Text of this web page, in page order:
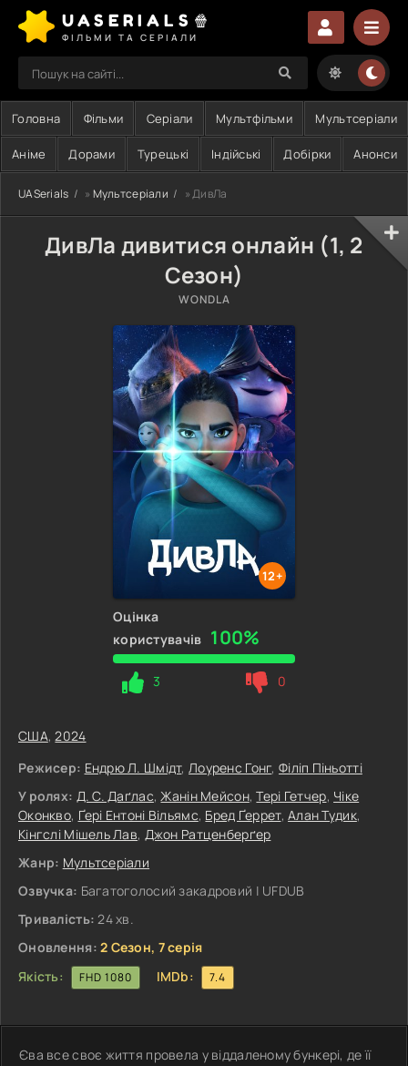
UASERIALS🍿
ФІЛЬМИ ТА СЕРІАЛИ
Головна Фільми Серіали Мультфільми Мультсеріали
Аніме Дорами Турецькі Індійські Добірки Анонси
UASerials » Мультсеріали » ДивЛа
ДивЛа дивитися онлайн (1, 2
Сезон)
WONDLA
12+
Оцінка
користувачів 100%
3 0
США,2024
Режисер: Ендрю Л. Шмідт,Лоуренс Гонг, Філіп Піньотті
У ролях: Д. С. Даґлас,Жанін Мейсон,Тері Гетчер, Чіке
Оконкво, Ґері Ентоні Вільямс, Бред Ґеррет,Алан Тудик,
Кінгслі Мішель Лав, Джон Ратценберґер
Жанр: Мультсеріали
Озвучка: Багатоголосий закадровий | UFDUB
Тривалість: 24 хв.
Оновлення: 2 Сезон, 7 серія
Якість:
FHD 1080 IMDb: 7.4
Єва все своє життя провела у віддаленому бункері, де її